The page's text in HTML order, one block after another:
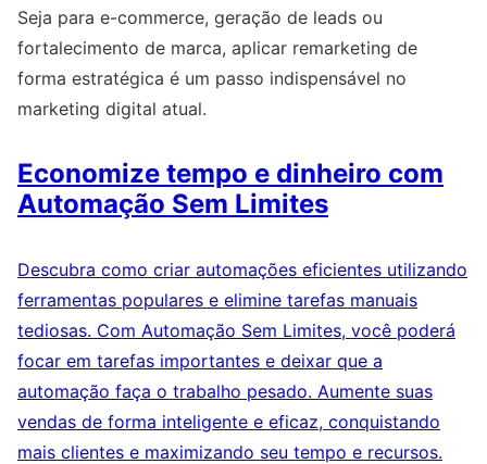
Seja para e-commerce, geração de leads ou
fortalecimento de marca, aplicar remarketing de
forma estratégica é um passo indispensável no
marketing digital atual.
Economize tempo e dinheiro com
Automação Sem Limites
Descubra como criar automações eficientes utilizando
ferramentas populares e elimine tarefas manuais
tediosas. Com Automação Sem Limites, você poderá
focar em tarefas importantes e deixar que a
automação faça o trabalho pesado. Aumente suas
vendas de forma inteligente e eficaz, conquistando
mais clientes e maximizando seu tempo e recursos.